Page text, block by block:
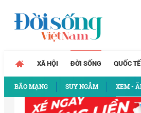
XÃ HỘI ĐỜI SỐNG
BÃO MẠNG SUY NGẪM XEM -
QUỐC TẾ